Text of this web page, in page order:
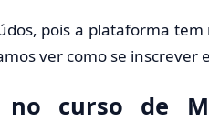
pois a plataforma
ver como se inscrever
no curso de